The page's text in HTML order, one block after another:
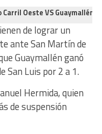
Carril Oeste VS Guaymallén
de lograr un
ante San Martín de
Guaymallén ganó
San Luis por 2 a 1.
Hermida, quien
de suspensión